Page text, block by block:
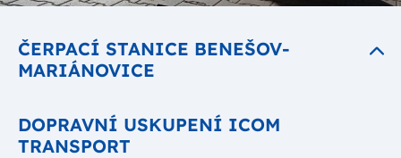
DOPRAVNÍ USKUPENÍ ICOM
TRANSPORT
ČERPACÍ STANICE BENEŠOV-
MARIÁNOVICE